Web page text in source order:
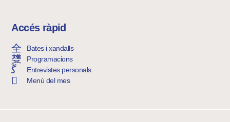
Accés ràpid
Bates i xandalls
Programacions
Entrevistes personals
Menú del mes